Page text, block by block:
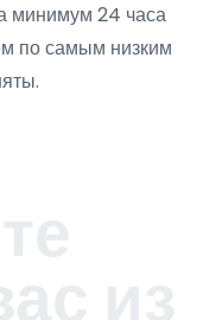
минимум 24 часа
по самым низким